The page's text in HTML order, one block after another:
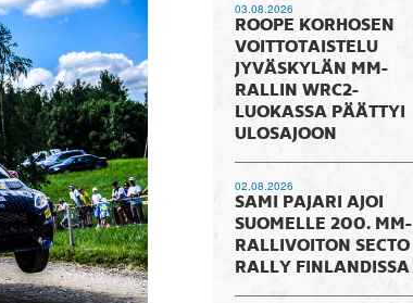
03.08.2026
ROOPE KORHOSEN
VOITTOTAISTELU
JYVÄSKYLÄN MM-
RALLIN WRC2-
LUOKASSA PÄÄTTYI
ULOSAJOON
02.08.2026
SAMI PAJARI AJOI
SUOMELLE 200. MM-
RALLIVOITON SECTO
RALLY FINLANDISSA